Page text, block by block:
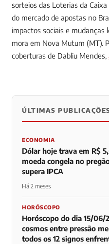
sorteios das Loterias da
do mercado de apostas no
impactos sociais e mudanças
mora em Nova Mutum (MT).
coberturas de Dabliu Mendes,
0 0 0
ÚLTIMAS
ECONOMIA
Dólar hoje trava em R$
moeda congela no
supera IPCA
Há 2 meses
HORÓSCOPO
Horóscopo do dia 15/06/
cosmos entre pressão
todos os 12 signos